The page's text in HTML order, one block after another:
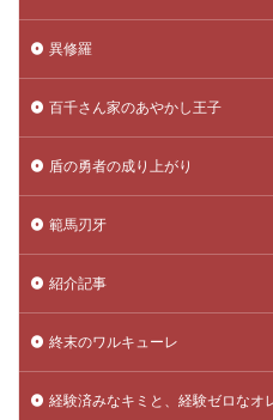
異修羅
百千さん家のあやかし王子
盾の勇者の成り上がり
範馬刃牙
紹介記事
終末のワルキューレ
経験済みなキミと、経験ゼロなオ